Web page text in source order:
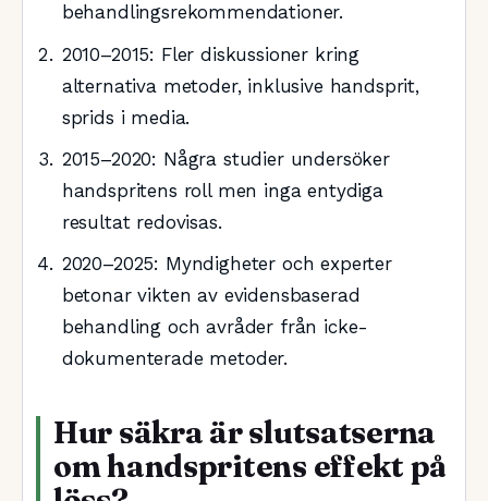
behandlingsrekommendationer.
2010–2015: Fler diskussioner kring
alternativa metoder, inklusive handsprit,
sprids i media.
2015–2020: Några studier undersöker
handspritens roll men inga entydiga
resultat redovisas.
2020–2025: Myndigheter och experter
betonar vikten av evidensbaserad
behandling och avråder från icke-
dokumenterade metoder.
Hur säkra är slutsatserna
om handspritens effekt på